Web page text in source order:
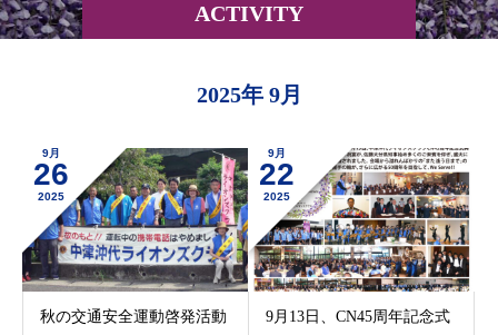
ACTIVITY
2025年 9月
9月
26
2025
秋の交通安全運動啓発活動
9月
22
2025
9月13日、CN45周年記念式